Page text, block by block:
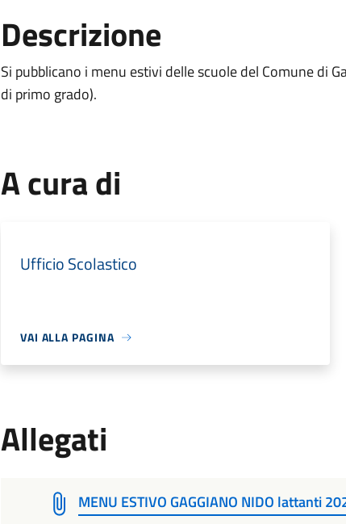
Descrizione
Si pubblicano i menu estivi delle scuole del Comune di
di primo grado).
A cura di
Ufficio Scolastico
VAI ALLA PAGINA
Allegati
MENU ESTIVO GAGGIANO NIDO lattanti